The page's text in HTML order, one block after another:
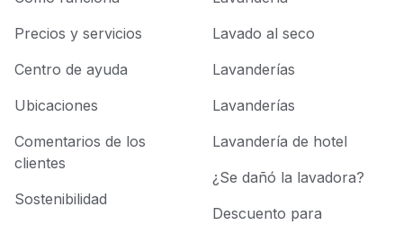
Precios y servicios
Centro de ayuda
Ubicaciones
Comentarios de los
clientes
Sostenibilidad
Lavado al seco
Lavanderías
Lavanderías
Lavandería de hotel
¿Se dañó la lavadora?
Descuento para